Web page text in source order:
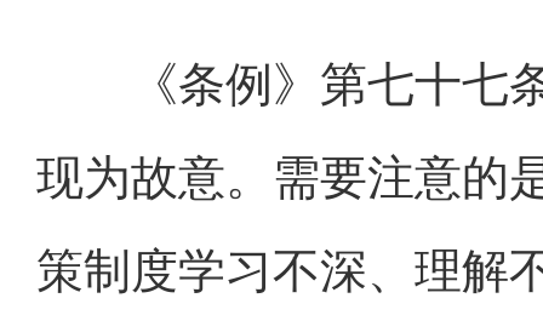
《条例》第七十七条
现为故意。需要注意的
策制度学习不深、理解